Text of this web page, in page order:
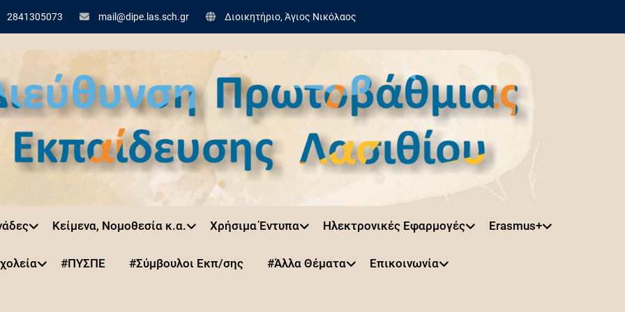
2841305073 mail@dipe.las.sch.gr Διοικητήριο, Άγιος Νικόλαος
Κείμενα, Νομοθεσία κ.α. Χρήσιμα Έντυπα Ηλεκτρονικές Εφαρμογές Erasmus+
#ΠΥΣΠΕ #Σύμβουλοι Εκπ/σης #Άλλα Θέματα Επικοινωνία